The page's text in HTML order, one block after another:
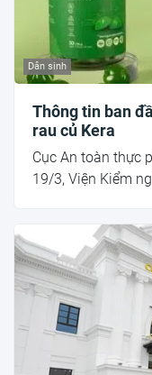
Dân sinh
Thông tin ban
rau củ Kera
Cục An toàn thực
19/3, Viện Kiểm